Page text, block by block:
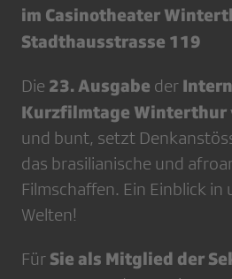
im Casinotheater
Stadthausstrasse 119
Die 23. Ausgabe der
Kurzfilmtage Winterthur
und bunt, setzt
das brasilianische und
Filmschaffen. Ein Einblick in
Welten!
Für Sie als Mitglied der